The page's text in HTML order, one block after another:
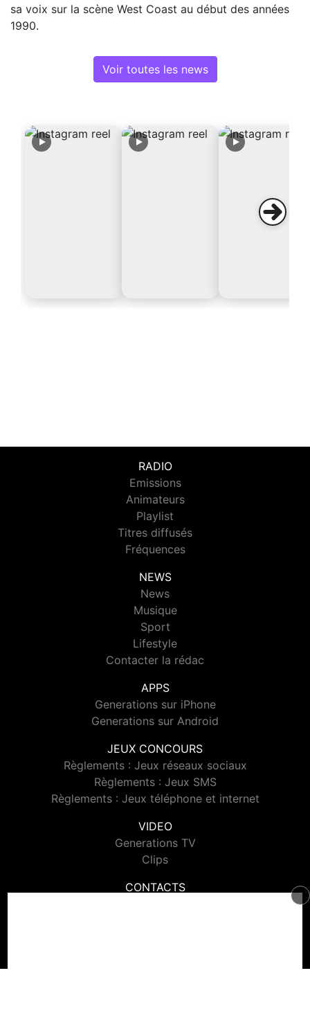
sa voix sur la scène West Coast au début des années
1990.
Voir toutes les news
RADIO
Emissions
Animateurs
Playlist
Titres diffusés
Fréquences
NEWS
News
Musique
Sport
Lifestyle
Contacter la rédac
APPS
Generations sur iPhone
Generations sur Android
JEUX CONCOURS
Règlements : Jeux réseaux sociaux
Règlements : Jeux SMS
Règlements : Jeux téléphone et internet
VIDEO
Generations TV
Clips
CONTACTS